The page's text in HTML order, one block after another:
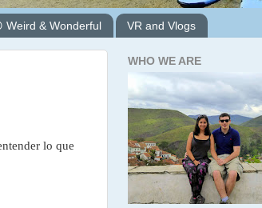
Weird & Wonderful VR and Vlogs
lo que
WHO WE ARE